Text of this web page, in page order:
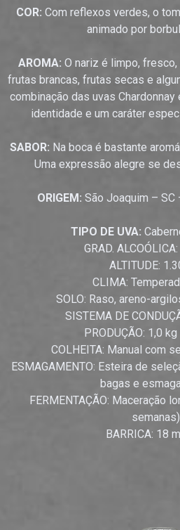
COR: Com reflexos verdes, o
animado por
AROMA: O nariz é limpo,
frutas brancas, frutas secas e
combinação das uvas Chardonnay
identidade e um caráter
SABOR: Na boca é bastante
Uma expressão alegre se
ORIGEM: São Joaquim – SC
TIPO DE UVA:
GRAD.
ALTITUDE:
CLIMA:
SOLO: Raso, areno-
SISTEMA DE
PRODUÇÃO: 1,0
COLHEITA: Manual com
ESMAGAMENTO: Esteira de
bagas e
FERMENTAÇÃO: Maceração
semanas).
BARRICA: 18